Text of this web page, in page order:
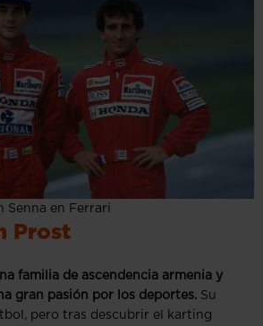
Senna en Ferrari
Prost
familia de ascendencia armenia y
gran pasión por los deportes. Su
pero tras descubrir el karting